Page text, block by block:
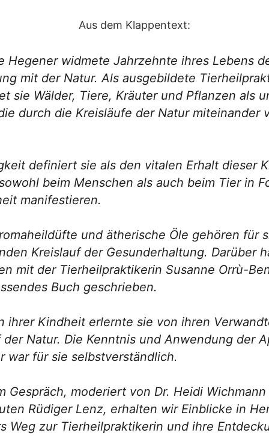
Aus dem Klappentext:
Hegener widmete Jahrzehnte ihres Lebens
mit der Natur. Als ausgebildete
sie Wälder, Tiere, Kräuter und Pflanzen als
durch die Kreisläufe der Natur miteinander
definiert sie als den vitalen Erhalt dieser
beim Menschen als auch beim Tier in
manifestieren.
und ätherische Öle gehören für
Kreislauf der Gesunderhaltung. Darüber
mit der Tierheilpraktikerin Susanne Orrù-
Buch geschrieben.
ihrer Kindheit erlernte sie von ihren
der Natur. Die Kenntnis und Anwendung der
war für sie selbstverständlich.
Gespräch, moderiert von Dr. Heidi
Rüdiger Lenz, erhalten wir Einblicke in
Weg zur Tierheilpraktikerin und ihre